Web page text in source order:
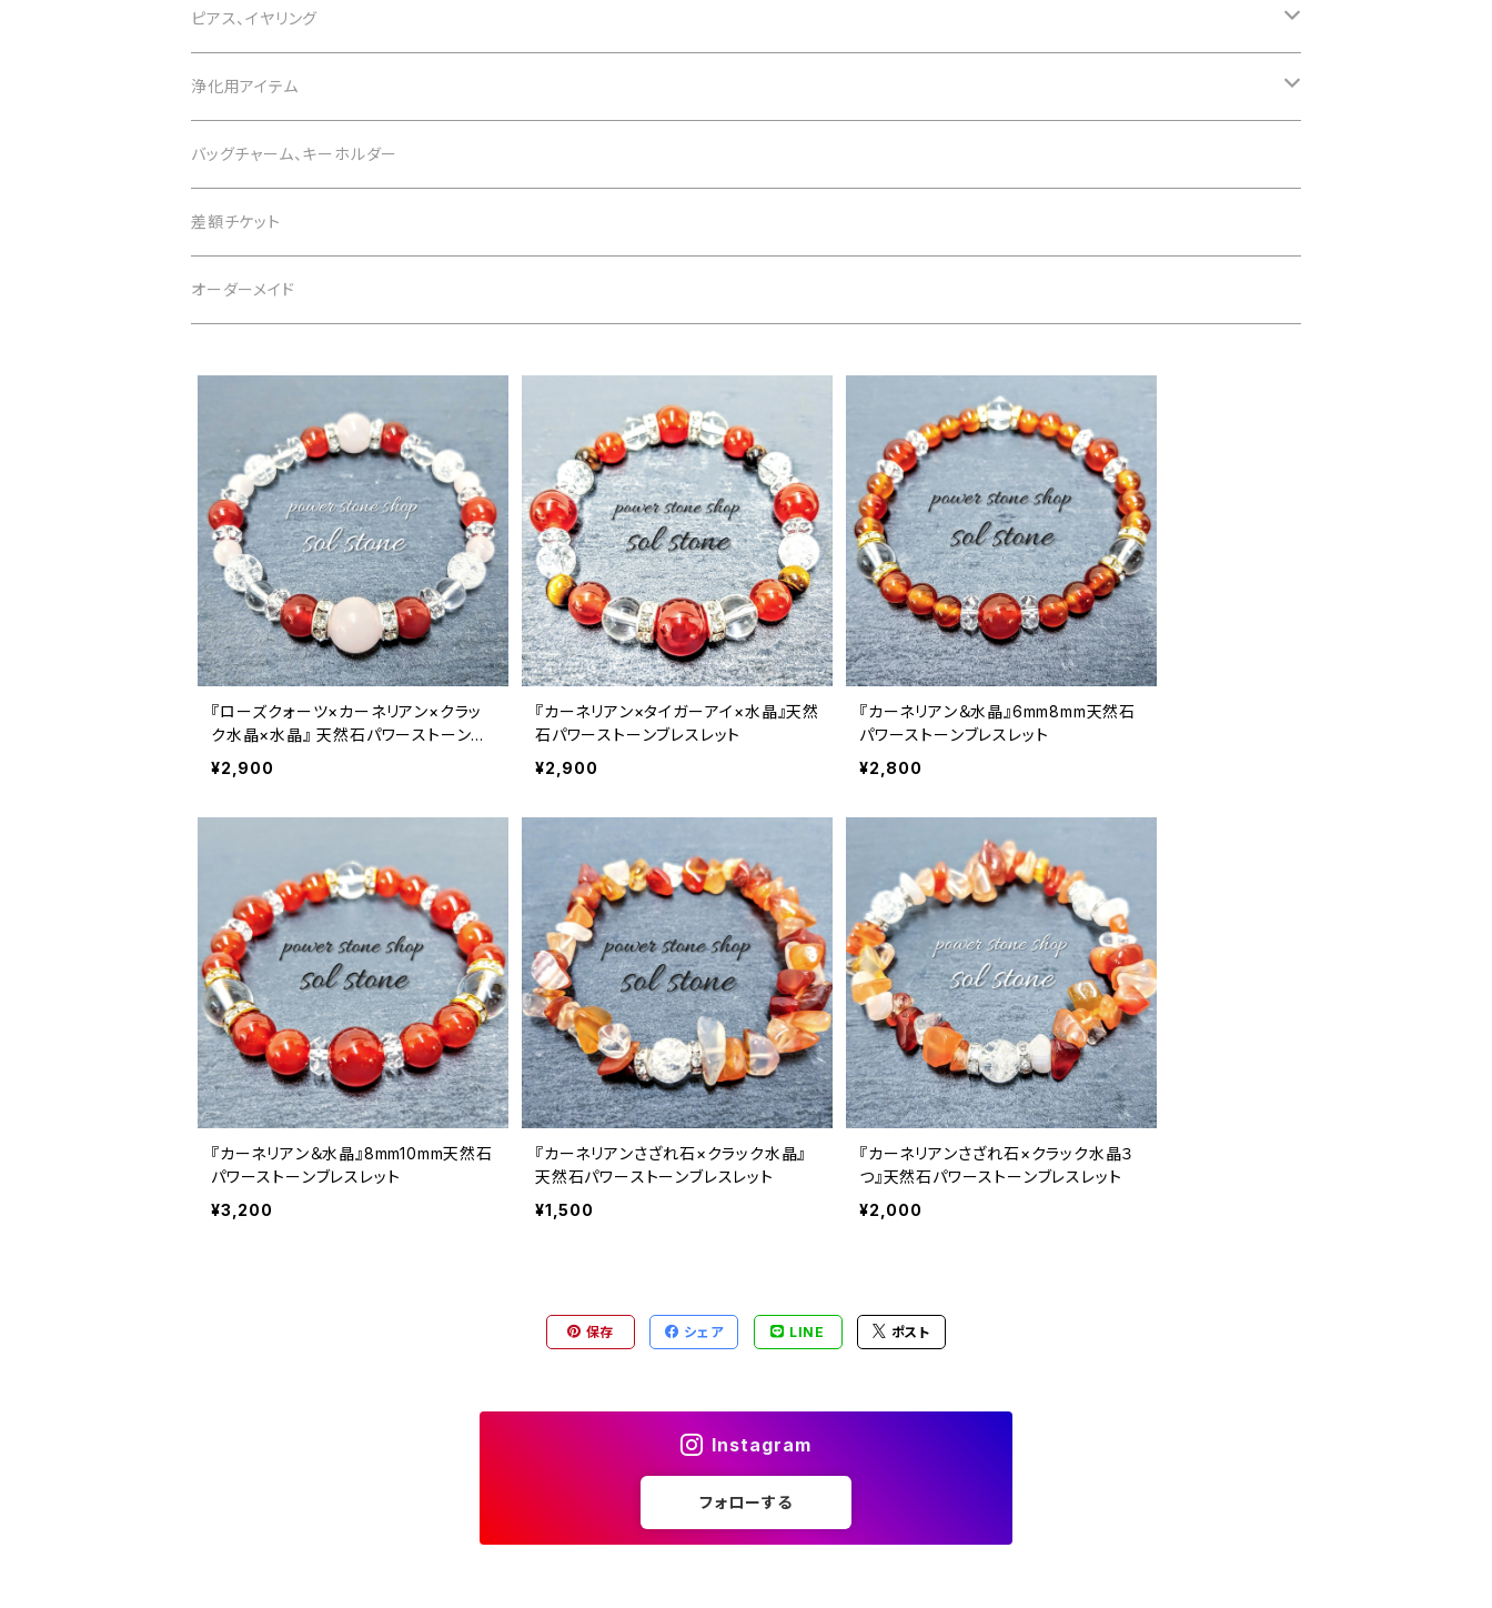
1月 ガーネット
2月 アメジスト
8月 ペリドット サードオニキス
9月 ラピスラズリ
10月 ローズクォーツ タイガーアイ トルマリン オパール
11月 シトリン トパーズ
12月 ターコイズ ラピスラズリ
色で選ぶ
白 white
黒 black
黄 yellow
桃 pink
赤 red
橙 orange
金 gold
意味で選ぶ
恋愛運
仕事運
目標達成
お守り
誕生石で選ぶ
1月 ガーネット
2月 アメジスト
7月 カーネリアン
8月 ペリドット サードオニキス
9月 ラピスラズリ
10月 ローズクォーツ タイガーアイ トルマリン オパール
11月 シトリン トパーズ
12月 ターコイズ ラピスラズリ
色で選ぶ
白 white
黒 black
紫 purple
黄 yellow
桃 pink
赤 red
橙 orange
金 gold
意味で選ぶ
恋愛運
仕事運
癒やし
目標達成
お守り
ピアス、イヤリング
誕生石で選ぶ
1月 ガーネット
2月 アメジスト
6月 ムーンストーン パール
7月 カーネリアン
8月 ペリドット サードオニキス
9月 ラピスラズリ
10月 ローズクォーツ タイガーアイ トルマリン オパール
11月 シトリン トパーズ
色で選ぶ
白 white
黒 black
青 blue
紫 purple
黄 yellow
桃 pink
赤 red
意味で選ぶ
恋愛運
健康
癒やし
目標達成
お守り
浄化用アイテム
さざれ石
バッグチャーム、キーホルダー
差額チケット
オーダーメイド
『ローズクォーツ×カーネリアン×クラッ
ク水晶×水晶』 天然石パワーストーンブ
レスレット
¥2,900
『カーネリアン×タイガーアイ×水晶』天然
石パワーストーンブレスレット
¥2,900
『カーネリアン＆水晶』6mm8mm天然石
パワーストーンブレスレット
¥2,800
『カーネリアン＆水晶』8mm10mm天然石
パワーストーンブレスレット
¥3,200
『カーネリアンさざれ石×クラック水晶』
天然石パワーストーンブレスレット
¥1,500
『カーネリアンさざれ石×クラック水晶３
つ』天然石パワーストーンブレスレット
¥2,000
保存 シェア LINE ポスト
Instagram
フォローする